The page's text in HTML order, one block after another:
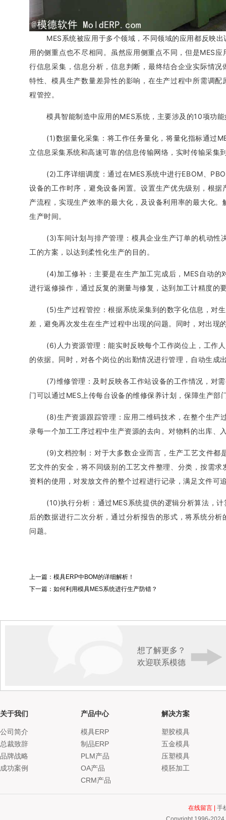
MES系统被应用于多个领域，不同领域的应用都反映
用的侧重点也不尽相同。虽然应用侧重点不同，但是MES
行信息采集，信息分析，信息判断，最终结合企业实际情
特性、模具生产数量差异性的影响，在生产过程中所需调
程管控。
模具智能制造中应用的MES系统，主要涉及的10项功
(1)数据量化采集：将工作任务量化，将量化指标通过
立信息采集系统和高速可靠的信息传输网络，实时传输采集
(2)工序详细调度：通过在MES系统中进行EBOM、
设备的工作时序，避免设备闲置。设置生产优先级别，根
产流程，实现生产效率的最大化，及设备利用率的最大化
生产时间。
(3)车间计划与排产管理：模具企业生产订单的机动性
工的方案，以达到柔性化生产的目的。
(4)加工修补：主要是在生产加工完成后，MES自动
进行返修操作，通过反复的测量与修复，达到加工计精度的
(5)生产过程管控：根据系统采集到的数字化信息，对
差，避免再次发生在生产过程中出现的问题。同时，对出现
(6)人力资源管理：能实时反映每个工作岗位上，工作
的依据。同时，对各个岗位的出勤情况进行管理，自动生成
(7)维修管理：及时反映各工作站设备的工作情况，对
门可以通过MES上传每台设备的维修保养计划，保障生产部
(8)生产资源跟踪管理：应用二维码技术，在整个生产
录每一个加工工序过程中生产资源的去向。对物料的出库
(9)文档控制：对于大多数企业而言，生产工艺文件都
艺文件的安全，将不同级别的工艺文件整理、分类，按需
资料的使用，对发放文件的整个过程进行记录，满足文件可
(10)执行分析：通过MES系统提供的逻辑分析算法，
后的数据进行二次分析，通过分析报告的形式，将系统分
问题。
上一篇： 模具ERP中BOM的详细解析！
下一篇： 如何利用模具MES系统进行生产防错？
想了解更多？
欢迎联系模德
关于我们
公司简介
总裁致辞
品牌战略
成功案例
产品中心
模具ERP
制品ERP
PLM产品
OA产品
CRM产品
解决方案
塑胶模具
五金模具
压塑模具
模胚加工
在线留言 | 手